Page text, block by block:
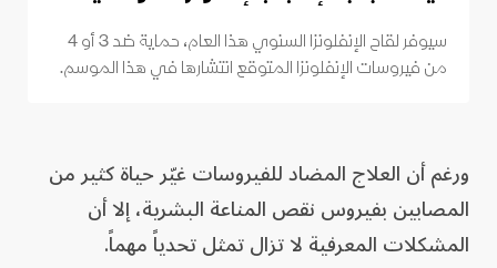
سيوفر لقاح الإنفلونزا السنوي هذا العام، حماية ضد 3 أو 4
من فيروسات الإنفلونزا المتوقع انتشارها في هذا الموسم.
ورغم أن العلاج المضاد للفيروسات غيّر حياة كثير من
المصابين بفيروس نقص المناعة البشرية، إلا أن
المشكلات المعرفية لا تزال تمثل تحدياً مهماً.